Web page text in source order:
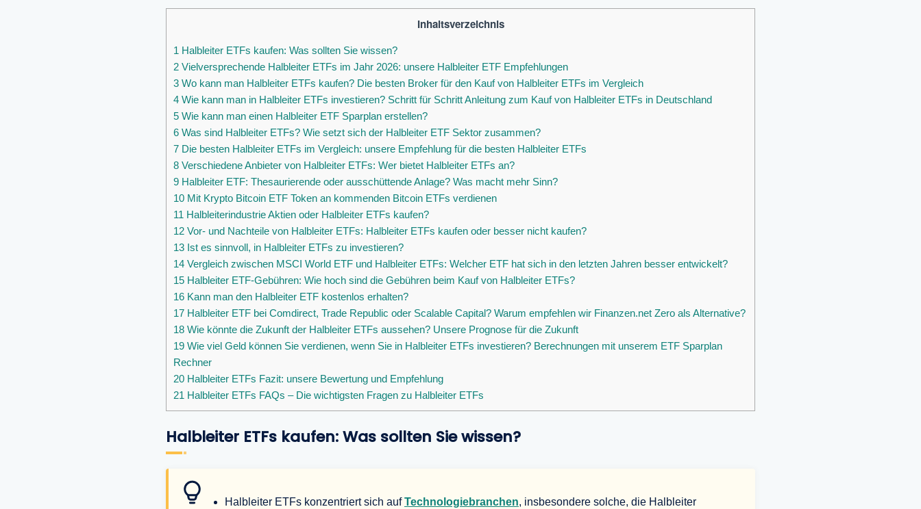
Inhaltsverzeichnis
1 Halbleiter ETFs kaufen: Was sollten Sie wissen?
2 Vielversprechende Halbleiter ETFs im Jahr 2026: unsere Halbleiter ETF Empfehlungen
3 Wo kann man Halbleiter ETFs kaufen? Die besten Broker für den Kauf von Halbleiter ETFs im Vergleich
4 Wie kann man in Halbleiter ETFs investieren? Schritt für Schritt Anleitung zum Kauf von Halbleiter ETFs in Deutschland
5 Wie kann man einen Halbleiter ETF Sparplan erstellen?
6 Was sind Halbleiter ETFs? Wie setzt sich der Halbleiter ETF Sektor zusammen?
7 Die besten Halbleiter ETFs im Vergleich: unsere Empfehlung für die besten Halbleiter ETFs
8 Verschiedene Anbieter von Halbleiter ETFs: Wer bietet Halbleiter ETFs an?
9 Halbleiter ETF: Thesaurierende oder ausschüttende Anlage? Was macht mehr Sinn?
10 Mit Krypto Bitcoin ETF Token an kommenden Bitcoin ETFs verdienen
11 Halbleiterindustrie Aktien oder Halbleiter ETFs kaufen?
12 Vor- und Nachteile von Halbleiter ETFs: Halbleiter ETFs kaufen oder besser nicht kaufen?
13 Ist es sinnvoll, in Halbleiter ETFs zu investieren?
14 Vergleich zwischen MSCI World ETF und Halbleiter ETFs: Welcher ETF hat sich in den letzten Jahren besser entwickelt?
15 Halbleiter ETF-Gebühren: Wie hoch sind die Gebühren beim Kauf von Halbleiter ETFs?
16 Kann man den Halbleiter ETF kostenlos erhalten?
17 Halbleiter ETF bei Comdirect, Trade Republic oder Scalable Capital? Warum empfehlen wir Finanzen.net Zero als Alternative?
18 Wie könnte die Zukunft der Halbleiter ETFs aussehen? Unsere Prognose für die Zukunft
19 Wie viel Geld können Sie verdienen, wenn Sie in Halbleiter ETFs investieren? Berechnungen mit unserem ETF Sparplan
Rechner
20 Halbleiter ETFs Fazit: unsere Bewertung und Empfehlung
21 Halbleiter ETFs FAQs – Die wichtigsten Fragen zu Halbleiter ETFs
Halbleiter ETFs kaufen: Was sollten Sie wissen?
Halbleiter ETFs konzentriert sich aufTechnologiebranchen, insbesondere solche, die Halbleiter